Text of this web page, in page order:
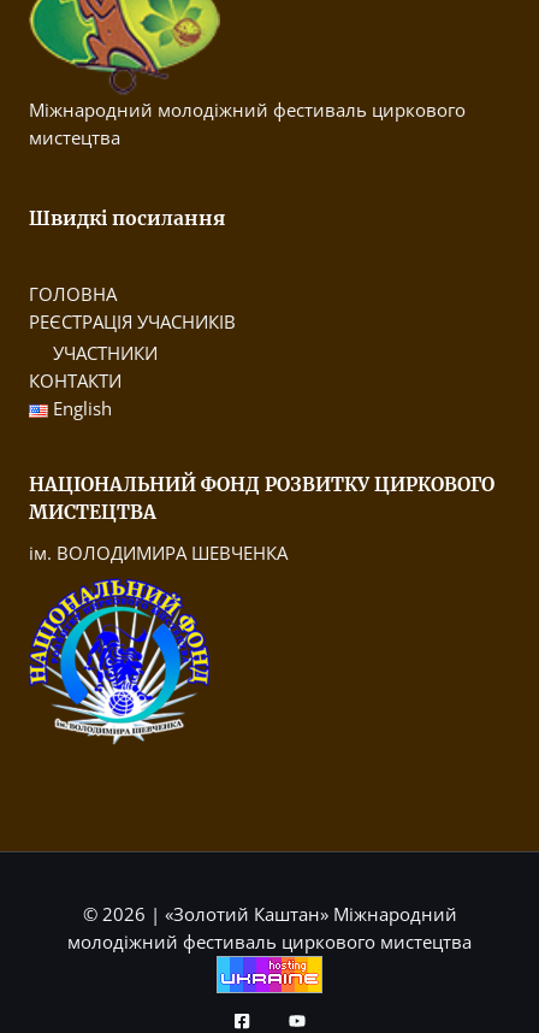
Міжнародний молодіжний фестиваль циркового
мистецтва
Швидкі посилання
ГОЛОВНА
РЕЄСТРАЦІЯ УЧАСНИКІВ
УЧАСТНИКИ
КОНТАКТИ
English
НАЦІОНАЛЬНИЙ ФОНД РОЗВИТКУ ЦИРКОВОГО
МИСТЕЦТВА
ім. ВОЛОДИМИРА ШЕВЧЕНКА
© 2026 | «Золотий Каштан» Міжнародний
молодіжний фестиваль циркового мистецтва